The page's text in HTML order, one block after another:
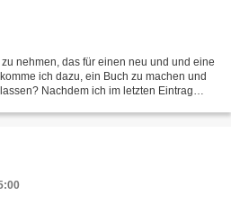
nehmen, das für einen neu und und eine
ich dazu, ein Buch zu machen und
Nachdem ich im letzten Eintrag